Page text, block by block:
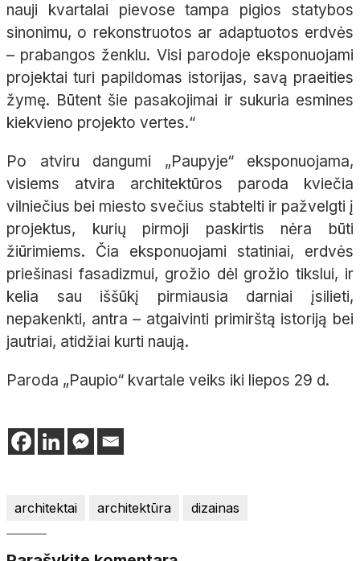
nauji kvartalai pievose tampa pigios statybos
sinonimu, o rekonstruotos ar adaptuotos erdvės
– prabangos ženklu. Visi parodoje eksponuojami
projektai turi papildomas istorijas, savą praeities
žymę. Būtent šie pasakojimai ir sukuria esmines
kiekvieno projekto vertes.“
Po atviru dangumi „Paupyje“ eksponuojama,
visiems atvira architektūros paroda kviečia
vilniečius bei miesto svečius stabtelti ir pažvelgti į
projektus, kurių pirmoji paskirtis nėra būti
žiūrimiems. Čia eksponuojami statiniai, erdvės
priešinasi fasadizmui, grožio dėl grožio tikslui, ir
kelia sau iššūkį pirmiausia darniai įsilieti,
nepakenkti, antra – atgaivinti primirštą istoriją bei
jautriai, atidžiai kurti naują.
Paroda „Paupio“ kvartale veiks iki liepos 29 d.
architektai architektūra dizainas